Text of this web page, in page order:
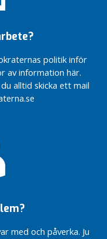
politik inför
av information här.
alltid skicka ett mail
med och påverka. Ju